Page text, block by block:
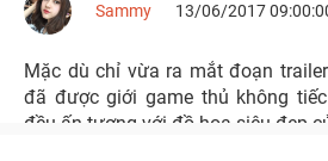
Sammy 13/06/2017
Mặc dù chỉ vừa ra mắt đoạn
đã được giới game thủ không
đều ấn tượng với đồ họa siêu đẹp